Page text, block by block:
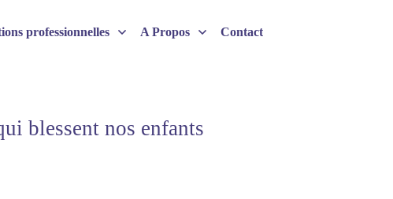
professionnelles A Propos Contact
blessent nos enfants